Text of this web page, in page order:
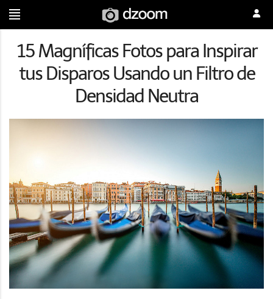
15 Magníficas Fotos para Inspirar
tus Disparos Usando un Filtro de
Densidad Neutra